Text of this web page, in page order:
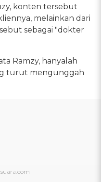
konten tersebut
melainkan dari
sebagai "dokter
Ramzy, hanyalah
turut mengunggah